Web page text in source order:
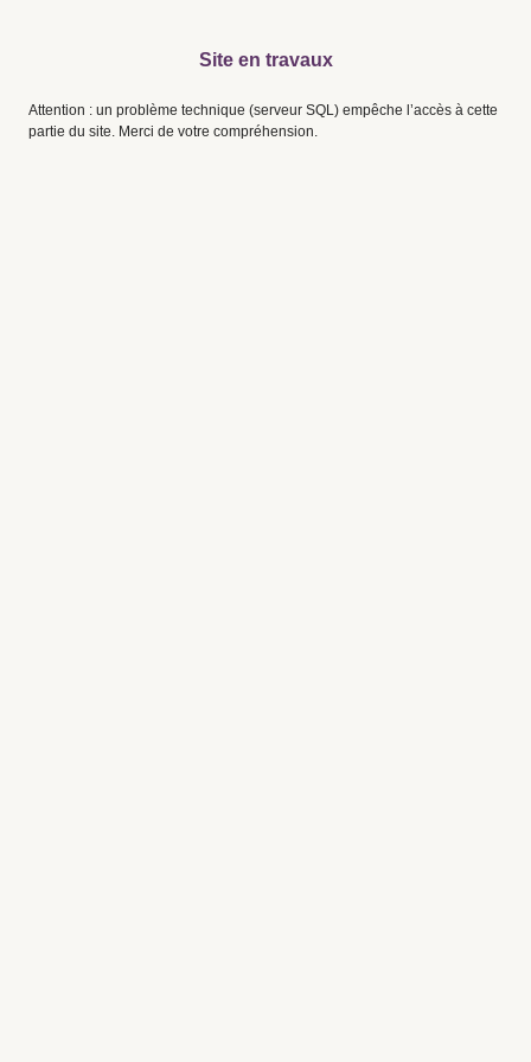
Site en travaux
Attention : un problème technique (serveur SQL) empêche l’accès à cette
partie du site. Merci de votre compréhension.